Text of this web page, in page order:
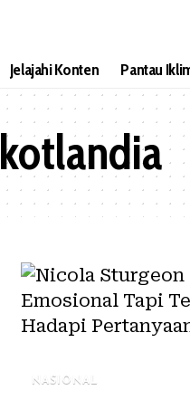
Jelajahi Konten Pantau
NASIONAL